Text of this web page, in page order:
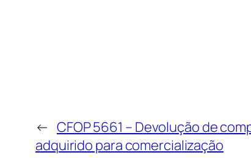
← CFOP 5661 – Devolução de
adquirido para comercialização